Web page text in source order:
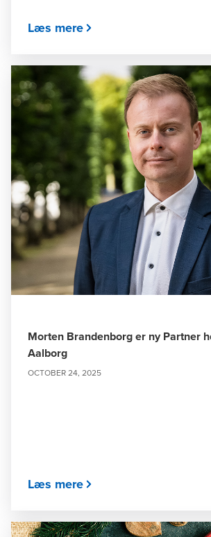
Læs mere
Morten Brandenborg er ny Partner
Aalborg
OCTOBER 24, 2025
Læs mere